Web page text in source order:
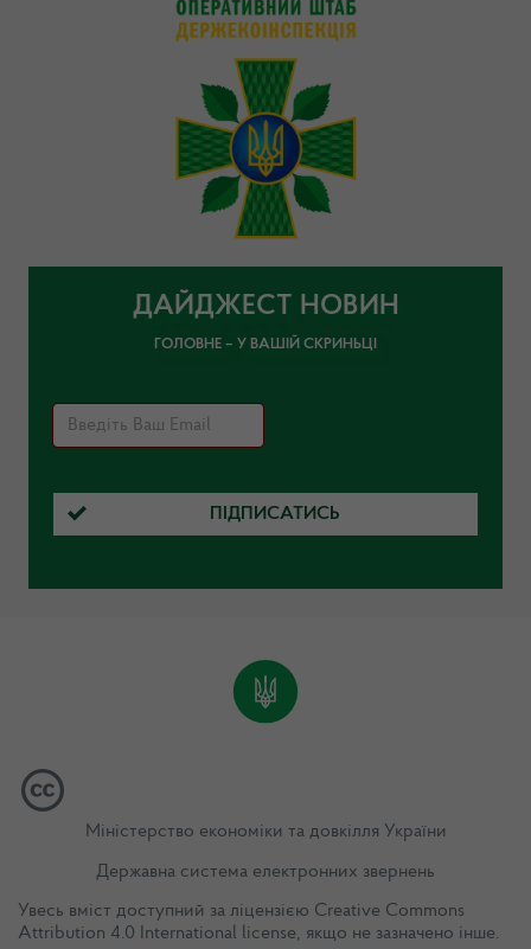
ДАЙДЖЕСТ НОВИН
ГОЛОВНЕ – У ВАШІЙ СКРИНЬЦІ
ПІДПИСАТИСЬ
Міністерство економіки та довкілля України
Державна система електронних звернень
Увесь вміст доступний за ліцензією Creative Commons
Attribution 4.0 International license, якщо не зазначено інше.